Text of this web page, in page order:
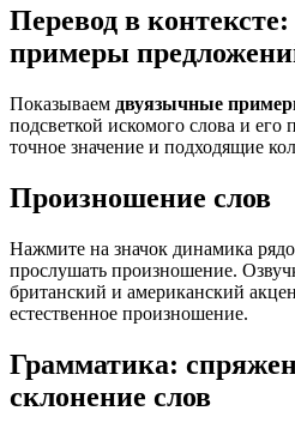
Перевод в
примеры
Показываем двуязычные
подсветкой искомого слова и
точное значение и подходящие
Произношение слов
Нажмите на значок динамика
прослушать произношение.
британский и американский
естественное произношение.
Грамматика:
склонение слов